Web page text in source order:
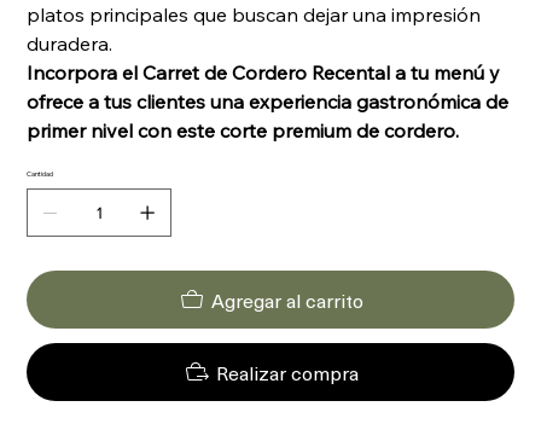
platos principales que buscan dejar una impresión
duradera.
Incorpora el Carret de Cordero Recental a tu menú y
ofrece a tus clientes una experiencia gastronómica de
primer nivel con este corte premium de cordero.
Cantidad
Agregar al carrito
Realizar compra